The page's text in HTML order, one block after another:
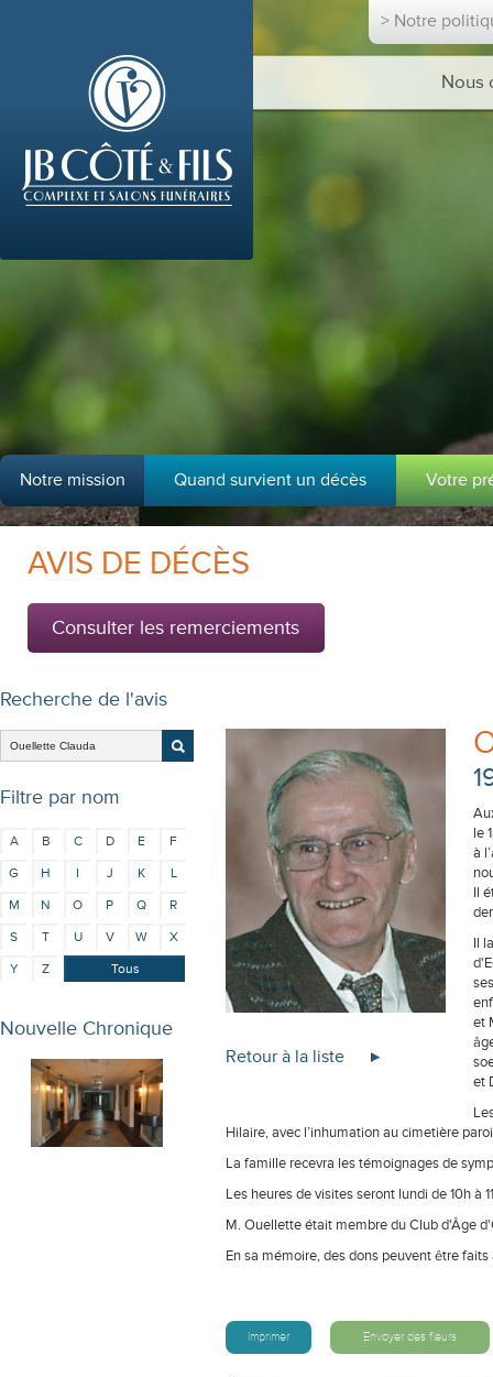
> Notre
Nous
Notre mission Quand survient un décès Votre
AVIS DE DÉCÈS
Consulter les remerciements
Recherche de l'avis
Filtre par nom
A B C D E
F
G
H I J K
L
M
N O P Q
R
S
T U V W
X
Y
Z Tous
Retour à la liste
le
à
Il
Il
et
et
Hilaire, avec l’inhumation au cimetière
La famille recevra les témoignages de
Les heures de visites seront lundi de 10h à
M. Ouellette était membre du Club d'Âge
En sa mémoire, des dons peuvent être
Imprimer Envoyer des fleurs
Nouvelle Chronique